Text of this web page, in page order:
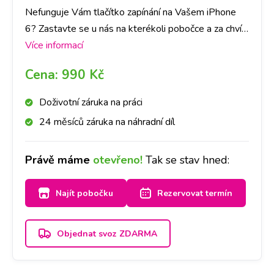
Nefunguje Vám tlačítko zapínání na Vašem iPhone
6? Zastavte se u nás na kterékoli pobočce a za chvíli
budou jako nová. Doporučujeme udělat si rezervaci
Více informací
Cena: 990 Kč
Doživotní záruka na práci
24 měsíců záruka na náhradní díl
Právě máme otevřeno! Tak se stav hned:
Najít pobočku Rezervovat termín
Objednat svoz ZDARMA